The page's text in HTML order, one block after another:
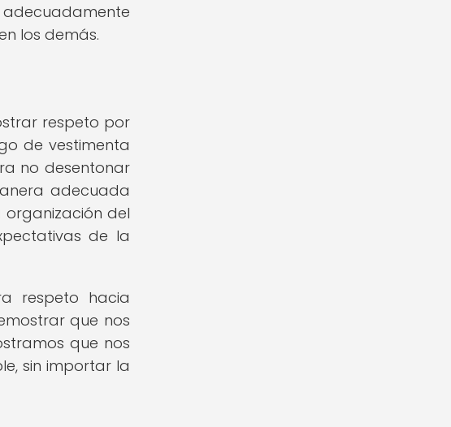
adecuadamente
los demás.
respeto por
de vestimenta
no desentonar
adecuada
del
de la
respeto hacia
que nos
que nos
sin importar la